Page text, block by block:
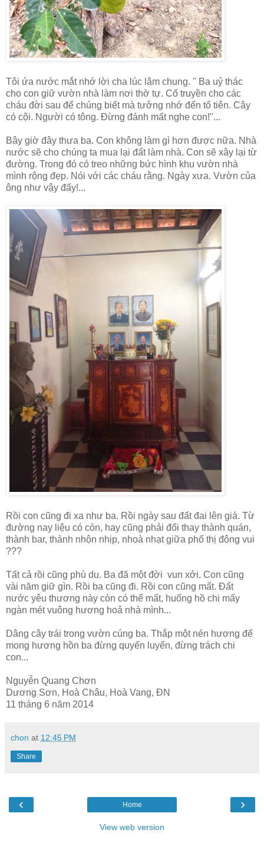
Tôi ứa nước mắt nhớ lời cha lúc lâm chung. " Ba uỷ thác
cho con giữ vườn nhà làm nơi thờ tự. Cố truyền cho các
cháu đời sau để chúng biết mà tưởng nhớ đến tổ tiên. Cây
có cội. Người có tông. Đừng đánh mất nghe con!"...
Bây giờ đây thưa ba. Con không làm gì hơn được nữa. Nhà
nước sẽ cho chúng ta mua lại đất làm nhà. Con sẽ xây lại từ
đường. Trong đó có treo những bức hình khu vườn nhà
mình rộng đẹp. Nói với các cháu rằng. Ngày xưa. Vườn của
ông như vậy đấy!...
Rồi con cũng đi xa như ba. Rồi ngày sau đất đai lên giá. Từ
đường nay liệu có còn, hay cũng phải đổi thay thành quán,
thành bar, thành nhộn nhịp, nhoà nhạt giữa phố thị đông vui
???
Tất cả rồi cũng phù du. Ba đã một đời vun xới. Con cũng
vài năm giữ gìn. Rồi ba cũng đi. Rồi con cũng mất. Đất
nước yêu thương này còn có thể mất, huống hồ chi mấy
ngàn mét vuông hương hoả nhà mình...
Dâng cây trái trong vườn cúng ba. Thắp một nén hương để
mong hương hồn ba đừng quyến luyến, đừng trách chi
con...
Nguyễn Quang Chơn
Dương Sơn, Hoà Châu, Hoà Vang, ĐN
11 tháng 6 năm 2014
chon at 12:45 PM
Share
‹ ›
Home
View web version